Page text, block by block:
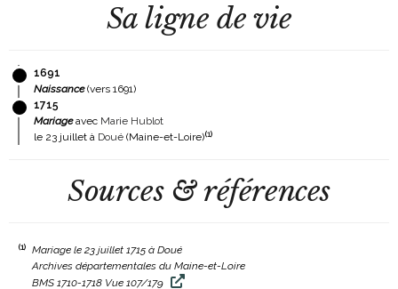
Sa ligne de vie
1691
Naissance(vers 1691)
1715
Mariageavec Marie Hublot
le 23 juillet à Doué (Maine-et-Loire)(1)
Sources & références
(1)
Mariage le 23 juillet 1715 à Doué
Archives départementales du Maine-et-Loire
BMS 1710-1718 Vue 107/179